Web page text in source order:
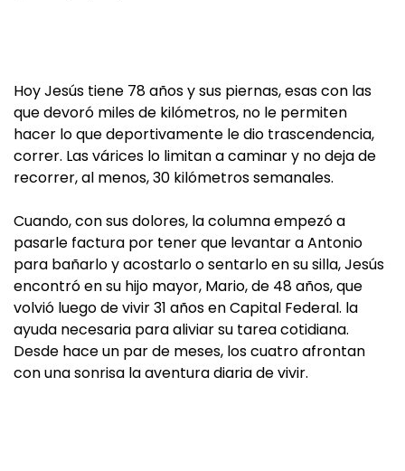
Hoy Jesús tiene 78 años y sus piernas, esas con las
que devoró miles de kilómetros, no le permiten
hacer lo que deportivamente le dio trascendencia,
correr. Las várices lo limitan a caminar y no deja de
recorrer, al menos, 30 kilómetros semanales.
Cuando, con sus dolores, la columna empezó a
pasarle factura por tener que levantar a Antonio
para bañarlo y acostarlo o sentarlo en su silla, Jesús
encontró en su hijo mayor, Mario, de 48 años, que
volvió luego de vivir 31 años en Capital Federal. la
ayuda necesaria para aliviar su tarea cotidiana.
Desde hace un par de meses, los cuatro afrontan
con una sonrisa la aventura diaria de vivir.